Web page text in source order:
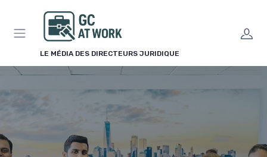
LE MÉDIA DES DIRECTEURS JURIDIQUE